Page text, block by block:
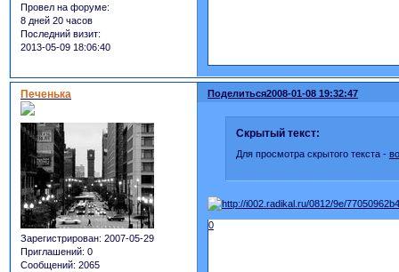
Провел на форуме:
8 дней 20 часов
Последний визит:
2013-05-09 18:06:40
Поделиться2008-01-08 19:32:47
Печенька
Зарегистрирован: 2007-05-29
Приглашений: 0
Сообщений: 2065
Скрытый текст:
Для просмотра скрытого текста -
0